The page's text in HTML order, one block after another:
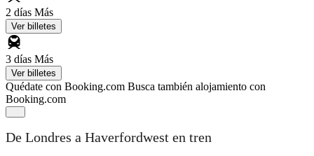
2 días Más
Ver billetes
3 días Más
Ver billetes
Quédate con Booking.com Busca también alojamiento con
Booking.com
De Londres a Haverfordwest en tren